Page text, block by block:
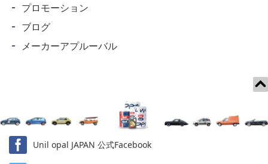
プロモーション
ブログ
メーカーアプルーバル
Unil opal JAPAN 公式Facebook